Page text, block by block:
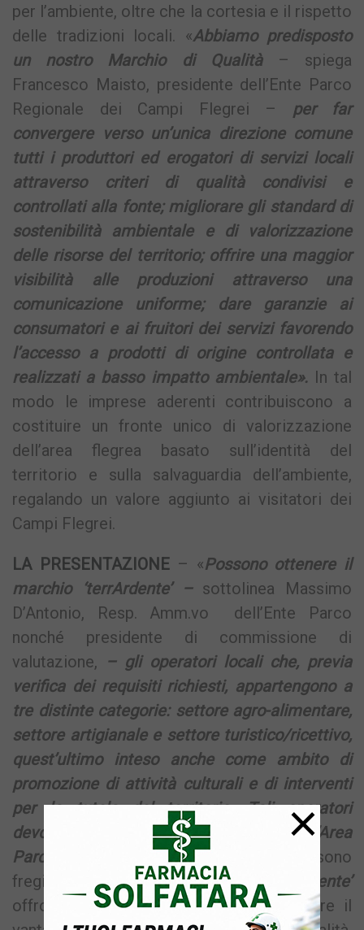
per l’ambiente, oltre che la cortesia e il rispetto
delle tradizioni locali. «Abbiamo predisposto
un nostro Marchio di Qualità– spiega
Francesco Maisto, presidente dell’Ente Parco
Regionale dei Campi Flegrei –
per far
convergere verso un’unica direzione comune
tutti i produttori ed erogatori di servizi locali
attraverso criteri di qualità condivisi e
controllati alla fonte; migliorare gli standard di
sostenibilità ambientale e di valorizzazione
delle risorse del territorio; offrire una maggior
visibilità alle produzioni attraverso una
comunicazione uniforme; dare garanzie ai
consumatori e ai fruitori dei servizi favorendo
l’accesso a prodotti di origine controllata e
realizzati a basso impatto ambientale». In tal
modo le imprese aderenti contribuiscono a
costituire un fronte unico di valorizzazione
dell’area flegrea basato sull’identità del
territorio e sulla salvaguardia dell’ambiente,
regalando un valore aggiunto ai visitatori dei
Campi Flegrei.
LA PRESENTAZIONE– «Possono ottenere il
marchio ‘terrArdente’ – sottolinea Massimo
D’Antonio, Resp. Amm.vo dell’Ente Parco
nonché presidente di commissione di
valutazione, – gli operatori locali che, previa
verifica dei requisiti richiesti, appartengono a
tre distinte categorie: settore agro-alimentare,
settore artigianale e settore turistico/ricettivo,
quest’ultimo inteso anche come ambito di
promozione di attività culturali e di interventi
per la tutela del territorio. Tali operatori
devono svolgere l’attività all’interno dell’Area
Parco».
I prodotti o i servizi che possono
fregiarsi del Marchio di Qualità ‘ terrArdente’
offrono al consumatore e/o al produttore il
×